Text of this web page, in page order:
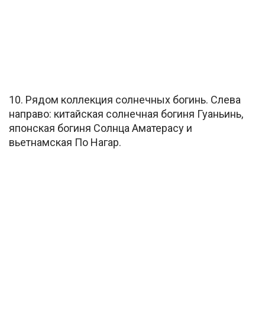
10. Рядом коллекция солнечных богинь. Слева
направо: китайская солнечная богиня Гуаньинь,
японская богиня Солнца Аматерасу и
вьетнамская По Нагар.